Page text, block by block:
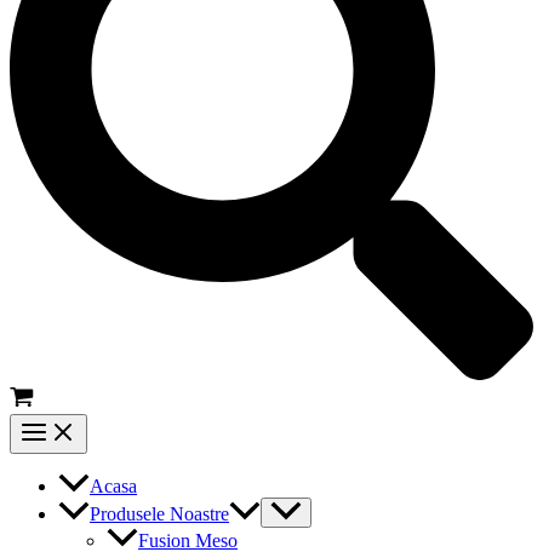
Main
Menu
Acasa
Produsele Noastre
Menu
Toggle
Fusion Meso